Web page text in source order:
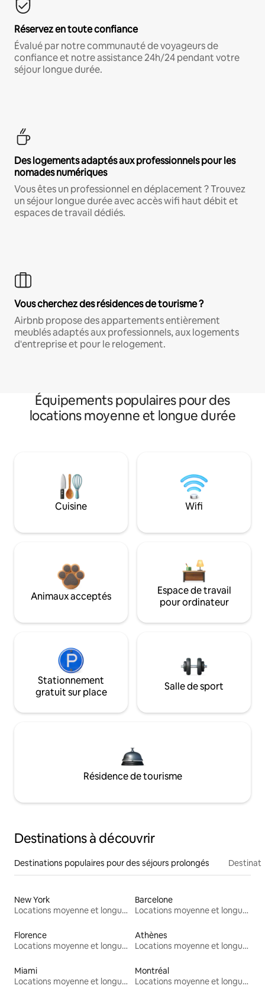
Réservez en toute confiance
Évalué par notre communauté de voyageurs de
confiance et notre assistance 24h/24 pendant votre
séjour longue durée.
Des logements adaptés aux professionnels pour les
nomades numériques
Vous êtes un professionnel en déplacement ? Trouvez
un séjour longue durée avec accès wifi haut débit et
espaces de travail dédiés.
Vous cherchez des résidences de tourisme ?
Airbnb propose des appartements entièrement
meublés adaptés aux professionnels, aux logements
d'entreprise et pour le relogement.
Équipements populaires pour des
locations moyenne et longue durée
Cuisine Wifi
Animaux acceptés
Espace de travail
pour ordinateur
Stationnement
gratuit sur place
Salle de sport
Résidence de tourisme
Destinations à découvrir
Destinations populaires pour des séjours prolongés
New York
Locations moyenne et longue durée
Barcelone
Locations moyenne et longue durée
Florence
Locations moyenne et longue durée
Athènes
Locations moyenne et longue durée
Miami
Locations moyenne et longue durée
Montréal
Locations moyenne et longue durée